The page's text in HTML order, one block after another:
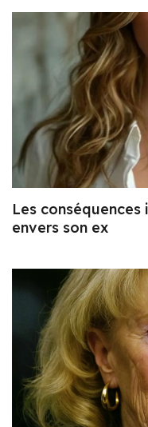
Les
envers son ex